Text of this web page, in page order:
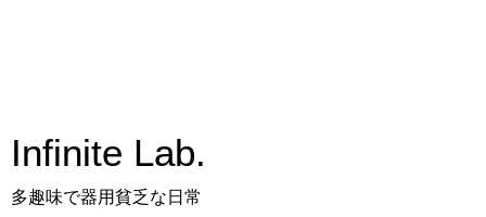
Infinite Lab.
多趣味で器用貧乏な日常